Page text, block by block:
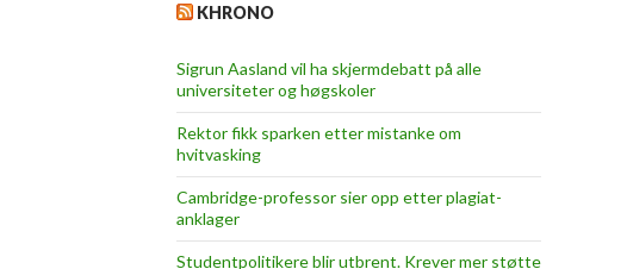
KHRONO
Sigrun Aasland vil ha skjerm­debatt på alle
universiteter og høgskoler
Rektor fikk sparken etter mistanke om
hvitvasking
Cambridge-professor sier opp etter plagiat-
anklager
Studentpolitikere blir utbrent. Krever mer støtte